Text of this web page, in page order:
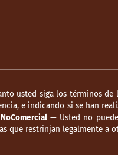
usted siga los términos
e indicando si se han
NoComercial— Usted no
que restrinjan legalmente a